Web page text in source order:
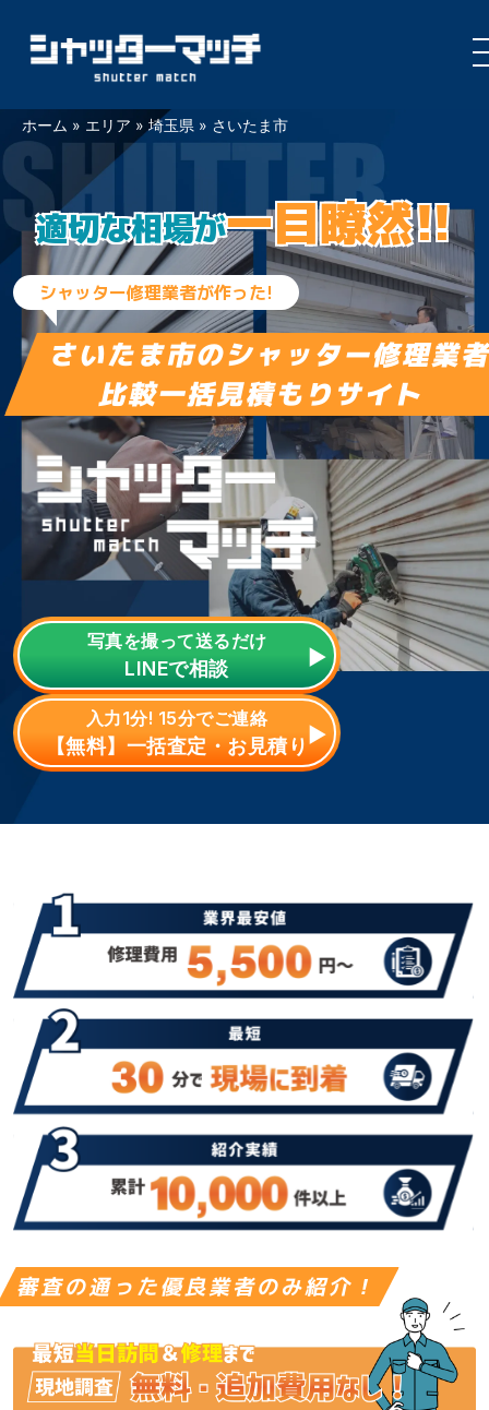
Skip
to
content
ホーム » エリア » 埼玉県 » さいたま市
適切な相場が一目瞭然!!
シャッター修理業者が作った!
さいたま市のシャッター修理業
比較一括見積もりサイト
写真を撮って送るだけ
LINEで相談
入力1分! 15分でご連絡
【無料】一括査定・お見積り
審査の通った優良業者のみ紹介！